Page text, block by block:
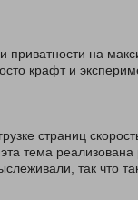
на
крафт и
страниц
тема
так что